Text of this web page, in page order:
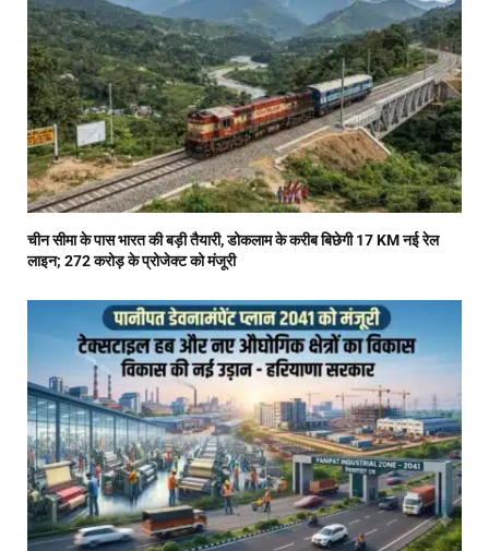
चीन सीमा के पास भारत की बड़ी तैयारी, डोकलाम के करीब बिछेगी 17 KM नई रेल
लाइन; 272 करोड़ के प्रोजेक्ट को मंजूरी